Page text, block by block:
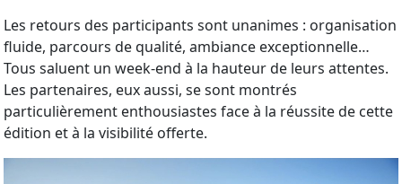
Les retours des participants sont unanimes : organisation
fluide, parcours de qualité, ambiance exceptionnelle…
Tous saluent un week-end à la hauteur de leurs attentes.
Les partenaires, eux aussi, se sont montrés
particulièrement enthousiastes face à la réussite de cette
édition et à la visibilité offerte.